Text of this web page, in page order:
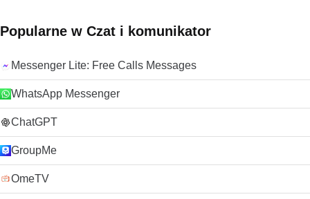
Popularne w Czat i komunikator
Messenger Lite: Free Calls Messages
WhatsApp Messenger
ChatGPT
GroupMe
OmeTV